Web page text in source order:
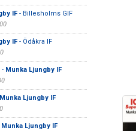
IF- Billesholms GIF
IF- Ödåkra IF
- Munka Ljungby IF
Munka Ljungby IF
Munka Ljungby IF